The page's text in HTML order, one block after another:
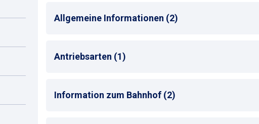
Allgemeine Informationen (2)
Mehrsprachige Bedienung am Zahlautomaten
Max. Parkdauer: max. 2 Wochen oder Monatsparkschein
Antriebsarten (1)
Information zum Bahnhof (2)